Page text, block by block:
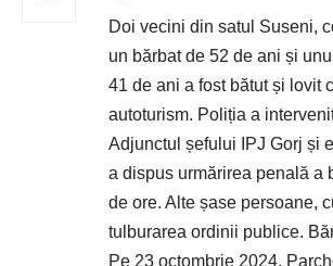
Doi vecini din satul Suseni,
un bărbat de 52 de ani și
41 de ani a fost bătut și lovit
autoturism. Poliția a
Adjunctul șefului IPJ Gorj și
a dispus urmărirea penală a
de ore. Alte șase persoane,
tulburarea ordinii publice.
Pe 23 octombrie 2024,